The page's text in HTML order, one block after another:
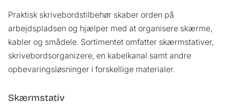
Praktisk skrivebordstilbehør skaber orden på
arbejdspladsen og hjælper med at organisere skærme,
kabler og smådele. Sortimentet omfatter skærmstativer,
skrivebordsorganizere, en kabelkanal samt andre
opbevaringsløsninger i forskellige materialer.
Skærmstativ